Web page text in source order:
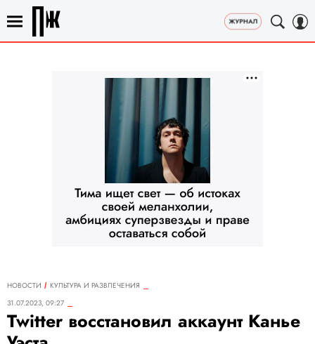
НОВОСТИ
КУЛЬТУРА И РАЗВЛЕЧЕНИЯ
31.07.2023, 09:27
Twitter восстановил аккаунт Канье